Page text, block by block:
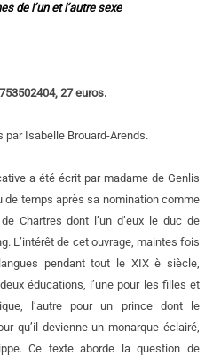
de l’un et l’autre sexe
27 euros.
par Isabelle Brouard-Arends.
a été écrit par madame de Genlis
de temps après sa nomination comme
Chartres dont l’un d’eux le duc de
L’intérêt de cet ouvrage, maintes fois
pendant tout le XIX è siècle,
éducations, l’une pour les filles et
l’autre pour un prince dont le
qu’il devienne un monarque éclairé,
Ce texte aborde la question de